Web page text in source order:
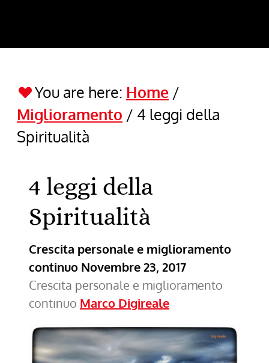
You are here: Home /
Miglioramento / 4 leggi della
Spiritualità
4 leggi della
Spiritualità
Crescita personale e miglioramento
continuo Novembre 23, 2017
Crescita personale e miglioramento
continuo Marco Digireale